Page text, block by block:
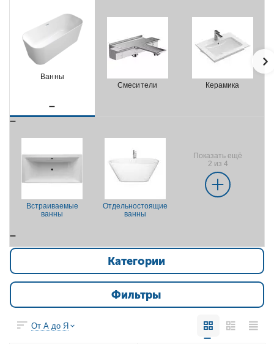
Ванны
Смесители
Керамика
Встраиваемые
ванны
Отдельностоящие
ванны
Показать ещё
2 из 4
Категории
Фильтры
От А до Я